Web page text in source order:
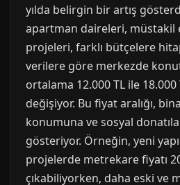
yılda belirgin bir artış
apartman daireleri, müstakil
projeleri, farklı bütçelere
verilere göre merkezde
ortalama 12.000 TL ile 18.000
değişiyor. Bu fiyat aralığı,
konumuna ve sosyal
gösteriyor. Örneğin, yeni
projelerde metrekare fiyatı
çıkabiliyorken, daha eski ve